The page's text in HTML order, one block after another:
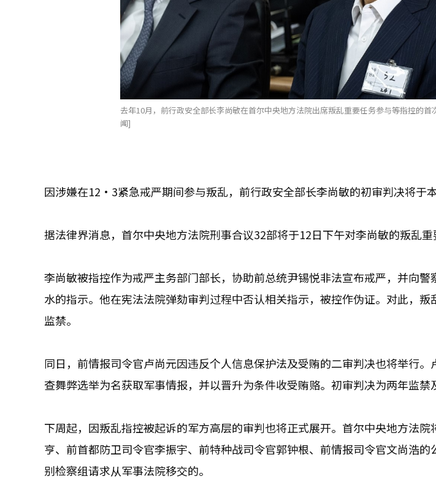
去年10月，前行政安全部长李尚敏在首尔中央地方法院出席叛乱重要任务参与等指控的首
闻]
因涉嫌在12·3紧急戒严期间参与叛乱，前行政安全部长李尚敏的初审判决将于本
据法律界消息，首尔中央地方法院刑事合议32部将于12日下午对李尚敏的叛乱重
李尚敏被指控作为戒严主务部门部长，协助前总统尹锡悦非法宣布戒严，并向
水的指示。他在宪法法院弹劾审判过程中否认相关指示，被控作伪证。对此，
监禁。
同日，前情报司令官卢尚元因违反个人信息保护法及受贿的二审判决也将举行
查舞弊选举为名获取军事情报，并以晋升为条件收受贿赂。初审判决为两年监禁
下周起，因叛乱指控被起诉的军方高层的审判也将正式展开。首尔中央地方法
亨、前首都防卫司令官李振宇、前特种战司令官郭钟根、前情报司令官文尚浩
别检察组请求从军事法院移交的。